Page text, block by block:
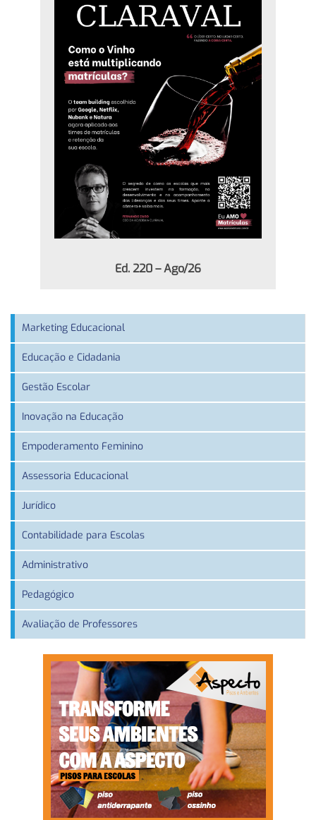
Ed. 220 – Ago/26
Marketing Educacional
Educação e Cidadania
Gestão Escolar
Inovação na Educação
Empoderamento Feminino
Assessoria Educacional
Jurídico
Contabilidade para Escolas
Administrativo
Pedagógico
Avaliação de Professores